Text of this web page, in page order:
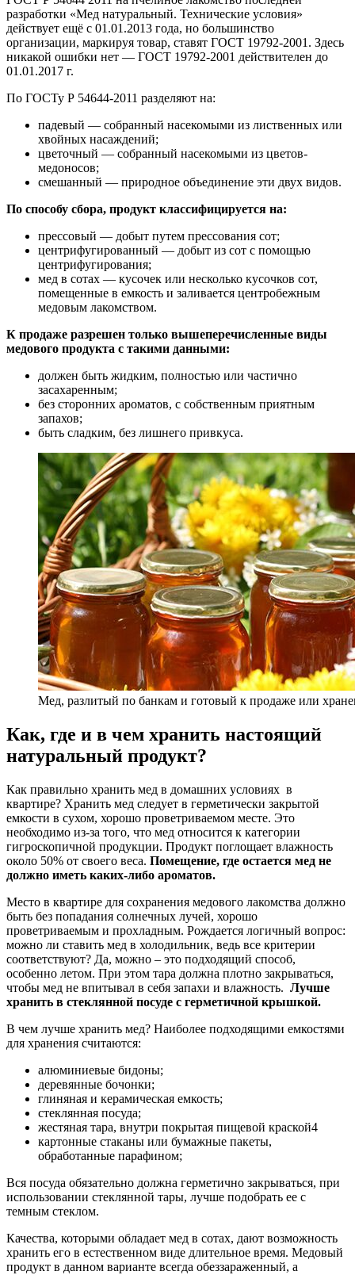
разработки «Мед натуральный. Технические условия»
действует ещё с 01.01.2013 года, но большинство
организации, маркируя товар, ставят ГОСТ 19792-2001. Здесь
никакой ошибки нет — ГОСТ 19792-2001 действителен до
01.01.2017 г.
По ГОСТу Р 54644-2011 разделяют на:
падевый — собранный насекомыми из лиственных или
хвойных насаждений;
цветочный — собранный насекомыми из цветов-
медоносов;
смешанный — природное объединение эти двух видов.
По способу сбора, продукт классифицируется на:
прессовый — добыт путем прессования сот;
центрифугированный — добыт из сот с помощью
центрифугирования;
мед в сотах — кусочек или несколько кусочков сот,
помещенные в емкость и заливается центробежным
медовым лакомством.
К продаже разрешен только вышеперечисленные виды
медового продукта с такими данными:
должен быть жидким, полностью или частично
засахаренным;
без сторонних ароматов, с собственным приятным
запахов;
быть сладким, без лишнего привкуса.
Мед, разлитый по банкам и готовый к продаже или
Как, где и в чем хранить настоящий
натуральный продукт?
Как правильно хранить мед в домашних условиях в
квартире? Хранить мед следует в герметически закрытой
емкости в сухом, хорошо проветриваемом месте. Это
необходимо из-за того, что мед относится к категории
гигроскопичной продукции. Продукт поглощает влажность
около 50% от своего веса. Помещение, где остается мед не
должно иметь каких-либо ароматов.
Место в квартире для сохранения медового лакомства должно
быть без попадания солнечных лучей, хорошо
проветриваемым и прохладным. Рождается логичный вопрос:
можно ли ставить мед в холодильник, ведь все критерии
соответствуют? Да, можно – это подходящий способ,
особенно летом. При этом тара должна плотно закрываться,
чтобы мед не впитывал в себя запахи и влажность. Лучше
хранить в стеклянной посуде с герметичной крышкой.
В чем лучше хранить мед? Наиболее подходящими емкостями
для хранения считаются:
алюминиевые бидоны;
деревянные бочонки;
глиняная и керамическая емкость;
стеклянная посуда;
жестяная тара, внутри покрытая пищевой краской4
картонные стаканы или бумажные пакеты,
обработанные парафином;
Вся посуда обязательно должна герметично закрываться, при
использовании стеклянной тары, лучше подобрать ее с
темным стеклом.
Качества, которыми обладает мед в сотах, дают возможность
хранить его в естественном виде длительное время. Медовый
продукт в данном варианте всегда обеззараженный, а